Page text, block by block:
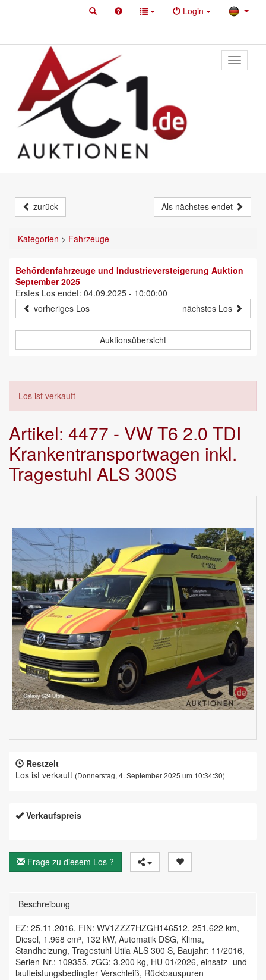
Login
Toggle
primary
zurück Als nächstes endet
Kategorien > Fahrzeuge
Behördenfahrzeuge und Industrieversteigerung Auktion
September 2025
Erstes Los endet: 04.09.2025 - 10:00:00
vorheriges Los
nächstes Los
Auktionsübersicht
Los ist verkauft
Artikel: 4477 - VW T6 2.0 TDI
Krankentransportwagen inkl.
Tragestuhl ALS 300S
Restzeit
Los ist verkauft (Donnerstag, 4. September 2025 um 10:34:30)
Verkaufspreis
Frage zu diesem Los ?
Beschreibung
EZ: 25.11.2016, FIN: WV1ZZZ7HZGH146512, 251.622 km,
Diesel, 1.968 cm³, 132 kW, Automatik DSG, Klima,
Standheizung, Tragestuhl Utila ALS 300 S, Baujahr: 11/2016,
Serien-Nr.: 109355, zGG: 3.200 kg, HU 01/2026, einsatz- und
laufleistungsbedingter Verschleiß, Rückbauspuren